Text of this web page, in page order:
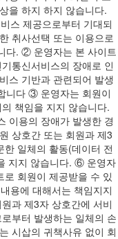
을 하지 하지 않습니다.
스 제공으로부터 기대되
취사선택 또는 이용으로
다. ② 운영자는 본 사이트
통신서비스의 장애로 인
스 기반과 관련되어 발생
니다 ③ 운영자는 회원이
책임을 지지 않습니다.
이용의 장애가 발생한 경
상호간 또는 회원과 제3
일체의 활동(데이터 전
지지 않습니다. ⑥ 운영자
회원이 제공받을 수 있
용에 대해서는 책임지지
과 제3자 상호간에 서비
부터 발생하는 일체의 손
시삽의 귀책사유 없이 회